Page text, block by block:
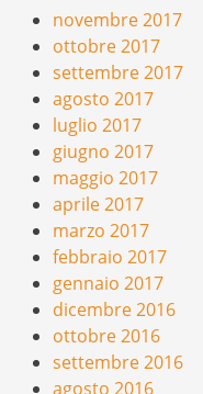
novembre 2017
ottobre 2017
settembre 2017
agosto 2017
luglio 2017
giugno 2017
maggio 2017
aprile 2017
marzo 2017
febbraio 2017
gennaio 2017
dicembre 2016
ottobre 2016
settembre 2016
agosto 2016